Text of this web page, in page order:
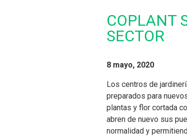
COPLANT
SECTOR
8 mayo, 2020
Los centros de
preparados para
plantas y flor cortada
abren de nuevo sus
normalidad y